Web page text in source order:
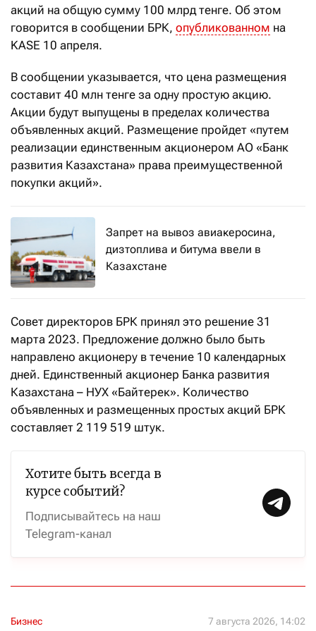
акций на общую сумму 100 млрд тенге. Об этом
говорится в сообщении БРК, опубликованном на
KASE 10 апреля.
В сообщении указывается, что цена размещения
составит 40 млн тенге за одну простую акцию.
Акции будут выпущены в пределах количества
объявленных акций. Размещение пройдет «путем
реализации единственным акционером АО «Банк
развития Казахстана» права преимущественной
покупки акций».
Запрет на вывоз авиакеросина,
дизтоплива и битума ввели в
Казахстане
Совет директоров БРК принял это решение 31
марта 2023. Предложение должно было быть
направлено акционеру в течение 10 календарных
дней. Единственный акционер Банка развития
Казахстана – НУХ «Байтерек». Количество
объявленных и размещенных простых акций БРК
составляет 2 119 519 штук.
Хотите быть всегда в
курсе событий?
Подписывайтесь на наш
Telegram-канал
Бизнес 7 августа 2026, 14:02